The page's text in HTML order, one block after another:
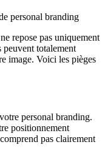
repose pas uniquement
totalement
image. Voici les pièges
personal branding.
positionnement
pas clairement